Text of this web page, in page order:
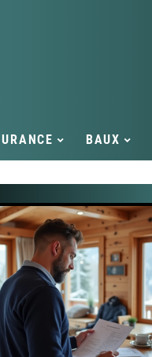
BAUX